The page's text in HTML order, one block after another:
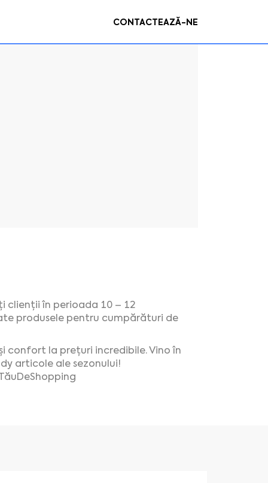
CONTACTEAZĂ-NE
clienții în perioada 10 – 12
produsele pentru cumpărături de
confort la prețuri incredibile. Vino în
articole ale sezonului!